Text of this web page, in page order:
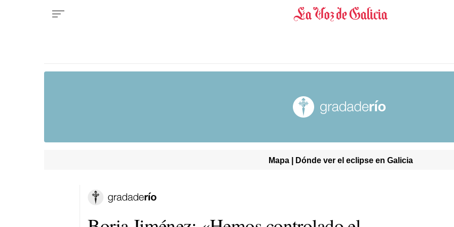
Mapa | Dónde ver el eclipse en Galicia